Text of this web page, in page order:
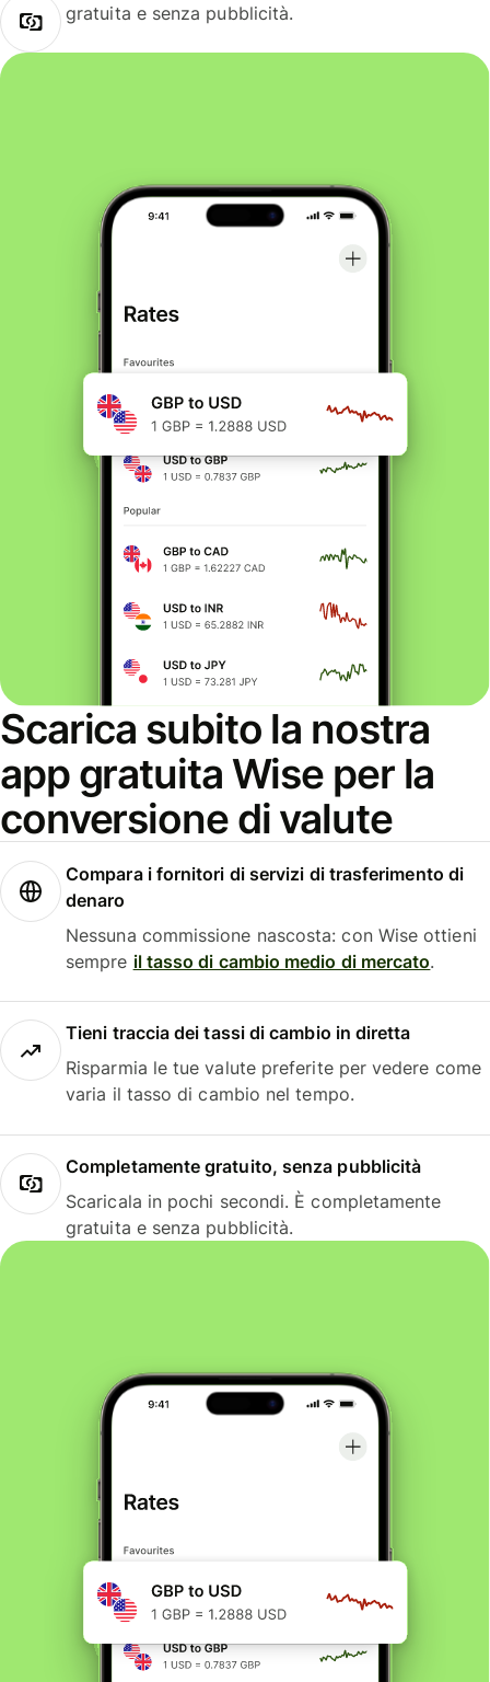
gratuita e senza pubblicità.
Scarica subito la nostra
app gratuita Wise per la
conversione di valute
Compara i fornitori di servizi di trasferimento di
denaro
Nessuna commissione nascosta: con Wise ottieni
sempre il tasso di cambio medio di mercato.
Tieni traccia dei tassi di cambio in diretta
Risparmia le tue valute preferite per vedere come
varia il tasso di cambio nel tempo.
Completamente gratuito, senza pubblicità
Scaricala in pochi secondi. È completamente
gratuita e senza pubblicità.